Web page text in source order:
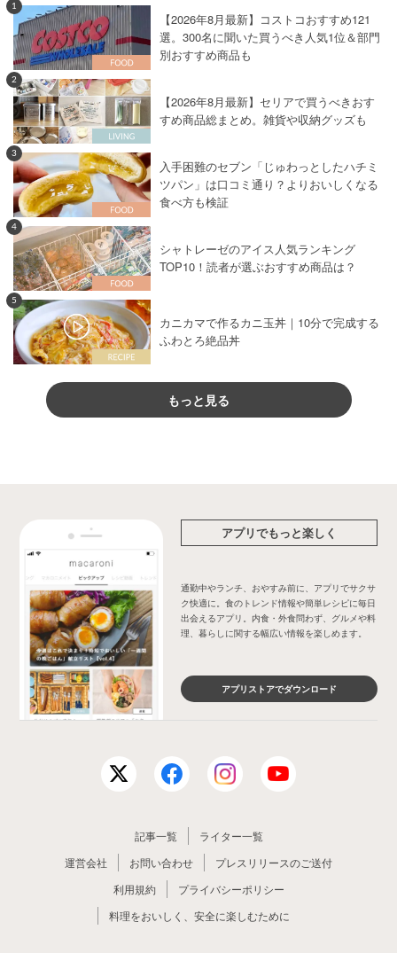
1
【2026年8月最新】コストコおすすめ121
選。300名に聞いた買うべき人気1位＆部門
別おすすめ商品も
2
【2026年8月最新】セリアで買うべきおす
すめ商品総まとめ。雑貨や収納グッズも
3
入手困難のセブン「じゅわっとしたハチミ
ツパン」は口コミ通り？よりおいしくなる
食べ方も検証
4
シャトレーゼのアイス人気ランキング
TOP10！読者が選ぶおすすめ商品は？
5
カニカマで作るカニ玉丼｜10分で完成する
ふわとろ絶品丼
もっと見る
アプリでもっと楽しく
通勤中やランチ、おやすみ前に、アプリでサクサ
ク快適に。食のトレンド情報や簡単レシピに毎日
出会えるアプリ。内食・外食問わず、グルメや料
理、暮らしに関する幅広い情報を楽しめます。
アプリストアでダウンロード
記事一覧
ライター一覧
運営会社
お問い合わせ
プレスリリースのご送付
利用規約
プライバシーポリシー
料理をおいしく、安全に楽しむために